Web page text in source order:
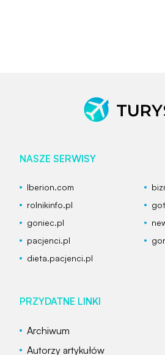
NASZE SERWISY
Iberion.com
rolnikinfo.pl
goniec.pl
pacjenci.pl
dieta.pacjenci.pl
PRZYDATNE LINKI
Archiwum
Autorzy artykułów